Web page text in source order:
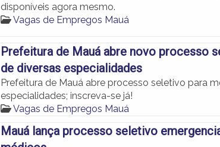
disponíveis agora mesmo.
Vagas de Empregos Mauá
Prefeitura de Mauá abre novo processo
de diversas especialidades
Prefeitura de Mauá abre processo seletivo para
especialidades; inscreva-se já!
Vagas de Empregos Mauá
Mauá lança processo seletivo